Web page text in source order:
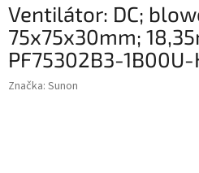
Ventilátor: DC;
75x75x30mm;
PF75302B3-1B00U-
Značka: Sunon